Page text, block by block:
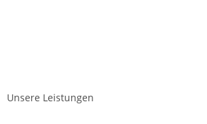
Unsere Leistungen